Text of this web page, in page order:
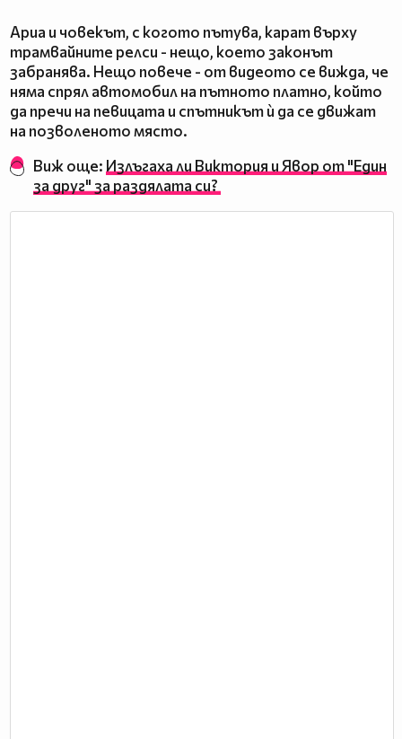
Ариа и човекът, с когото пътува, карат върху
трамвайните релси - нещо, което законът
забранява. Нещо повече - от видеото се вижда, че
няма спрял автомобил на пътното платно, който
да пречи на певицата и спътникът ѝ да се движат
на позволеното място.
Виж още: Излъгаха ли Виктория и Явор от "Един
за друг" за раздялата си?